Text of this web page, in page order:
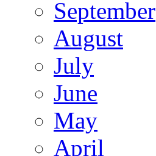
September
August
July
June
May
April